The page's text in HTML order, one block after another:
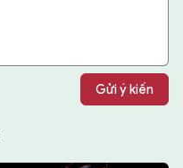
Gửi ý kiến